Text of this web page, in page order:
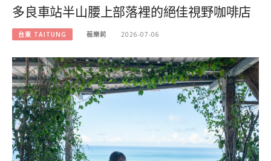
多良車站半山腰上部落裡的絕佳視野咖啡店
台東 TAITUNG 薇樂莉 2026-07-06